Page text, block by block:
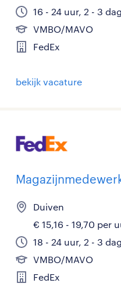
16 - 24 uur, 2 - 3
VMBO/MAVO
FedEx
bekijk vacature
Duiven
€ 15,16 - 19,70 per
18 - 24 uur, 2 - 3
VMBO/MAVO
FedEx